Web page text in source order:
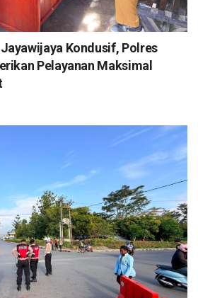
Kondusif, Polres
Pelayanan Maksimal